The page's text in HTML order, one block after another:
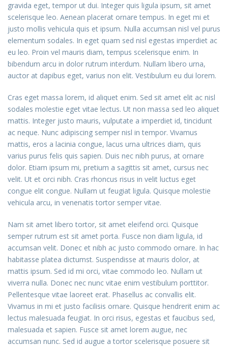
gravida eget, tempor ut dui. Integer quis ligula ipsum, sit amet
scelerisque leo. Aenean placerat ornare tempus. In eget mi et
justo mollis vehicula quis et ipsum. Nulla accumsan nisl vel purus
elementum sodales. In eget quam sed nisl egestas imperdiet ac
eu leo. Proin vel mauris diam, tempus scelerisque enim. In
bibendum arcu in dolor rutrum interdum. Nullam libero urna,
auctor at dapibus eget, varius non elit. Vestibulum eu dui lorem.
Cras eget massa lorem, id aliquet enim. Sed sit amet elit ac nisl
sodales molestie eget vitae lectus. Ut non massa sed leo aliquet
mattis. Integer justo mauris, vulputate a imperdiet id, tincidunt
ac neque. Nunc adipiscing semper nisl in tempor. Vivamus
mattis, eros a lacinia congue, lacus urna ultrices diam, quis
varius purus felis quis sapien. Duis nec nibh purus, at ornare
dolor. Etiam ipsum mi, pretium a sagittis sit amet, cursus nec
velit. Ut et orci nibh. Cras rhoncus risus in velit luctus eget
congue elit congue. Nullam ut feugiat ligula. Quisque molestie
vehicula arcu, in venenatis tortor semper vitae.
Nam sit amet libero tortor, sit amet eleifend orci. Quisque
semper rutrum est sit amet porta. Fusce non diam ligula, id
accumsan velit. Donec et nibh ac justo commodo ornare. In hac
habitasse platea dictumst. Suspendisse at mauris dolor, at
mattis ipsum. Sed id mi orci, vitae commodo leo. Nullam ut
viverra nulla. Donec nec nunc vitae enim vestibulum porttitor.
Pellentesque vitae laoreet erat. Phasellus ac convallis elit.
Vivamus in mi et justo facilisis ornare. Quisque hendrerit enim ac
lectus malesuada feugiat. In orci risus, egestas et faucibus sed,
malesuada et sapien. Fusce sit amet lorem augue, nec
accumsan nunc. Sed id augue a tortor scelerisque posuere sit